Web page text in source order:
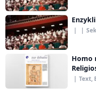
| |
Homo
| Text,